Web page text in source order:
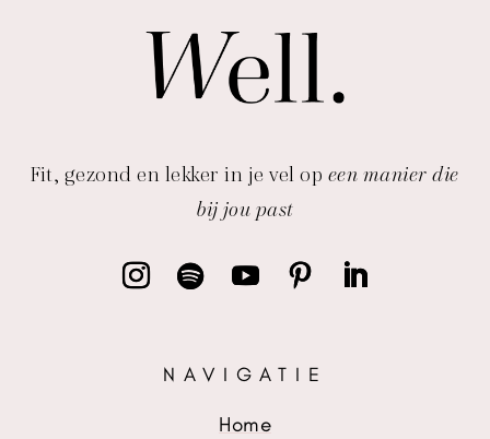
Fit, gezond en lekker in je vel op een manier die
bij jou past
NAVIGATIE
Home